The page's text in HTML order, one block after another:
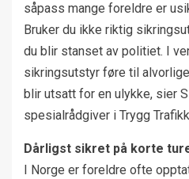
såpass mange foreldre er
Bruker du ikke riktig
du blir stanset av politiet. I
sikringsutstyr føre til
blir utsatt for en ulykke, sier
spesialrådgiver i Trygg
Dårligst sikret på korte
I Norge er foreldre ofte